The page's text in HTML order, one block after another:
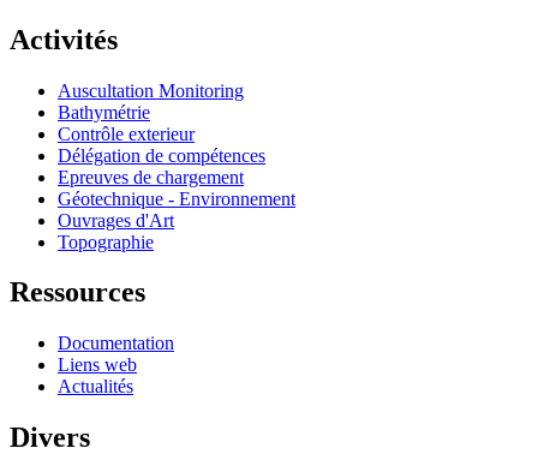
Activités
Auscultation Monitoring
Bathymétrie
Contrôle exterieur
Délégation de compétences
Epreuves de chargement
Géotechnique - Environnement
Ouvrages d'Art
Topographie
Ressources
Documentation
Liens web
Actualités
Divers